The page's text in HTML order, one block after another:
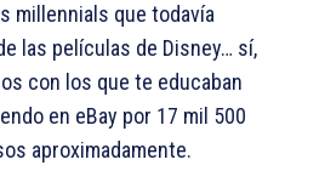
millennials que todavía
las películas de Disney… sí,
con los que te educaban
en eBay por 17 mil 500
aproximadamente.